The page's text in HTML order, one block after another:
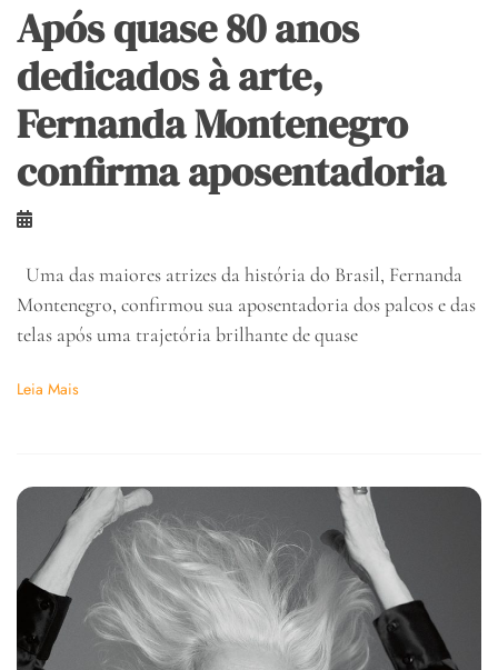
Após quase 80 anos
dedicados à arte,
Fernanda Montenegro
confirma aposentadoria
Uma das maiores atrizes da história do Brasil, Fernanda
Montenegro, confirmou sua aposentadoria dos palcos e das
telas após uma trajetória brilhante de quase
Leia Mais